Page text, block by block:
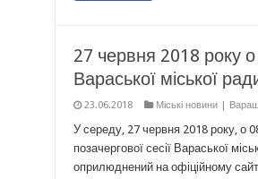
27 червня 2018 року о
Вараської міської
23.06.2018 Міські новини | Вараш
У середу, 27 червня 2018 року, о
позачергової сесії Вараської
оприлюднений на офіційному